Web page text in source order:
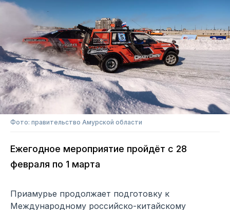
Фото: правительство Амурской области
Ежегодное мероприятие пройдёт с 28
февраля по 1 марта
Приамурье продолжает подготовку к
Международному российско-китайскому